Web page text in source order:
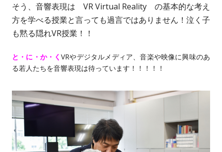
そう、音響表現は VR Virtual Reality の基本的な考え
方を学べる授業と言っても過言ではありません！泣く子
も黙る隠れVR授業！！
と・に・か・くVRやデジタルメディア、音楽や映像に興味のあ
る若人たちを音響表現は待っています！！！！！